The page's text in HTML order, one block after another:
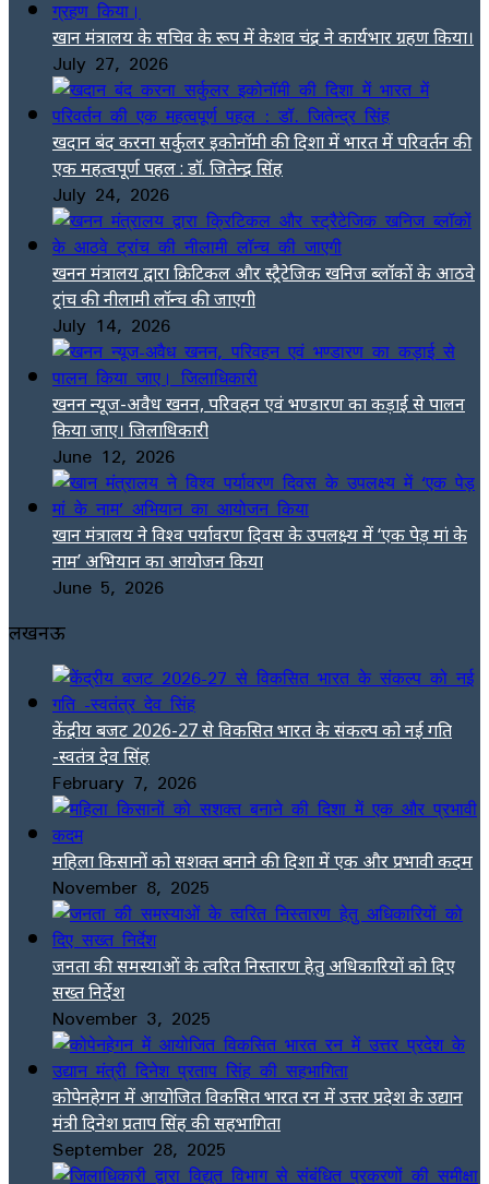
खान मंत्रालय के सचिव के रूप में केशव चंद्र ने कार्यभार ग्रहण किया।
July 27, 2026
खदान बंद करना सर्कुलर इकोनॉमी की दिशा में भारत में परिवर्तन की
एक महत्वपूर्ण पहल : डॉ. जितेन्द्र सिंह
July 24, 2026
खनन मंत्रालय द्वारा क्रिटिकल और स्ट्रैटेजिक खनिज ब्लॉकों के आठवे
ट्रांच की नीलामी लॉन्च की जाएगी
July 14, 2026
खनन न्यूज-अवैध खनन, परिवहन एवं भण्डारण का कड़ाई से पालन
किया जाए। जिलाधिकारी
June 12, 2026
खान मंत्रालय ने विश्व पर्यावरण दिवस के उपलक्ष्य में ‘एक पेड़ मां के
नाम’ अभियान का आयोजन किया
June 5, 2026
लखनऊ
केंद्रीय बजट 2026-27 से विकसित भारत के संकल्प को नई गति
-स्वतंत्र देव सिंह
February 7, 2026
महिला किसानों को सशक्त बनाने की दिशा में एक और प्रभावी कदम
November 8, 2025
जनता की समस्याओं के त्वरित निस्तारण हेतु अधिकारियों को दिए
सख्त निर्देश
November 3, 2025
कोपेनहेगन में आयोजित विकसित भारत रन में उत्तर प्रदेश के उद्यान
मंत्री दिनेश प्रताप सिंह की सहभागिता
September 28, 2025